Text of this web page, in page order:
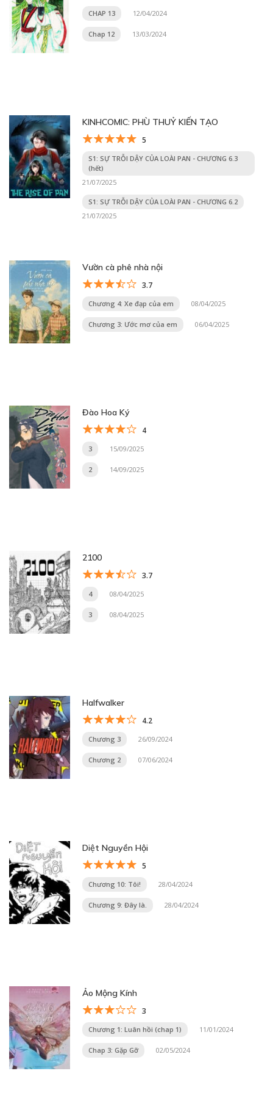
CHAP 13 12/04/2024
Chap 12 13/03/2024
KINHCOMIC: PHÙ THUỶ KIẾN TẠO
5
S1: SỰ TRỖI DẬY CỦA LOÀI PAN - CHƯƠNG 6.3
(hết)
21/07/2025
S1: SỰ TRỖI DẬY CỦA LOÀI PAN - CHƯƠNG 6.2
21/07/2025
Vườn cà phê nhà nội
3.7
Chương 4: Xe đạp của em 08/04/2025
Chương 3: Ước mơ của em 06/04/2025
Đào Hoa Ký
4
3 15/09/2025
2 14/09/2025
2100
3.7
4 08/04/2025
3 08/04/2025
Halfwalker
4.2
Chương 3 26/09/2024
Chương 2 07/06/2024
Diệt Nguyền Hội
5
Chương 10: Tôi! 28/04/2024
Chương 9: Đây là. 28/04/2024
Ảo Mộng Kính
3
Chương 1: Luân hồi (chap 1) 11/01/2024
Chap 3: Gặp Gỡ 02/05/2024